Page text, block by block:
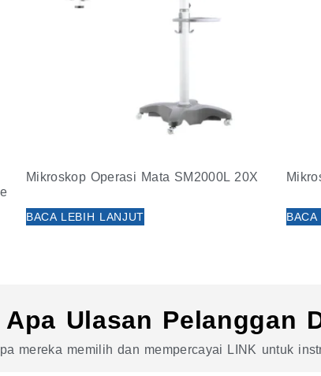
Mikroskop Operasi Mata SM2000L 20X
BACA LEBIH LANJUT
Apa Ulasan Pelanggan
mereka memilih dan mempercayai LINK untuk